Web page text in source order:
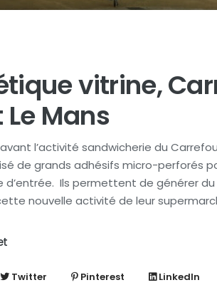
vitrine,
Mans
l’activité sandwicherie du
de grands adhésifs micro-perforés
Ils permettent de générer
nouvelle activité de leur
Twitter Pinterest LinkedIn